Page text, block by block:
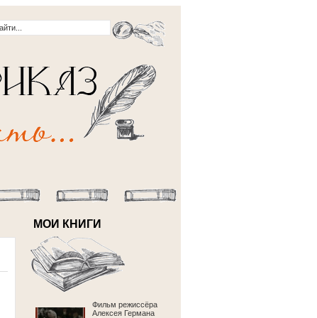
МОИ КНИГИ
Фильм режиссёра
Алексея Германа